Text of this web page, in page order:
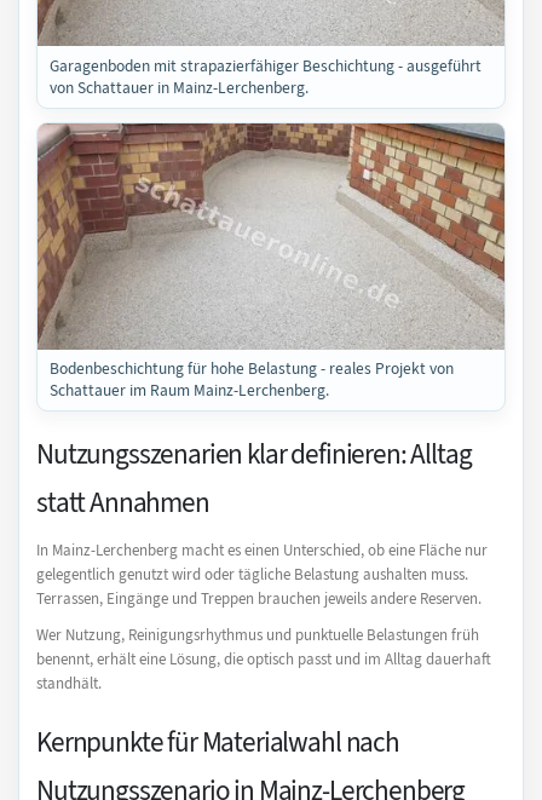
Garagenboden mit strapazierfähiger Beschichtung - ausgeführt
von Schattauer in Mainz-Lerchenberg.
Bodenbeschichtung für hohe Belastung - reales Projekt von
Schattauer im Raum Mainz-Lerchenberg.
Nutzungsszenarien klar definieren: Alltag
statt Annahmen
In Mainz-Lerchenberg macht es einen Unterschied, ob eine Fläche nur
gelegentlich genutzt wird oder tägliche Belastung aushalten muss.
Terrassen, Eingänge und Treppen brauchen jeweils andere Reserven.
Wer Nutzung, Reinigungsrhythmus und punktuelle Belastungen früh
benennt, erhält eine Lösung, die optisch passt und im Alltag dauerhaft
standhält.
Kernpunkte für Materialwahl nach
Nutzungsszenario in Mainz-Lerchenberg